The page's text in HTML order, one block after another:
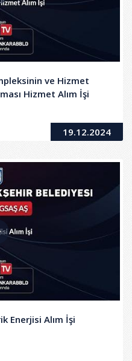
ve Hizmet
Hizmet Alım İşi
19.12.2024
Enerjisi Alım İşi